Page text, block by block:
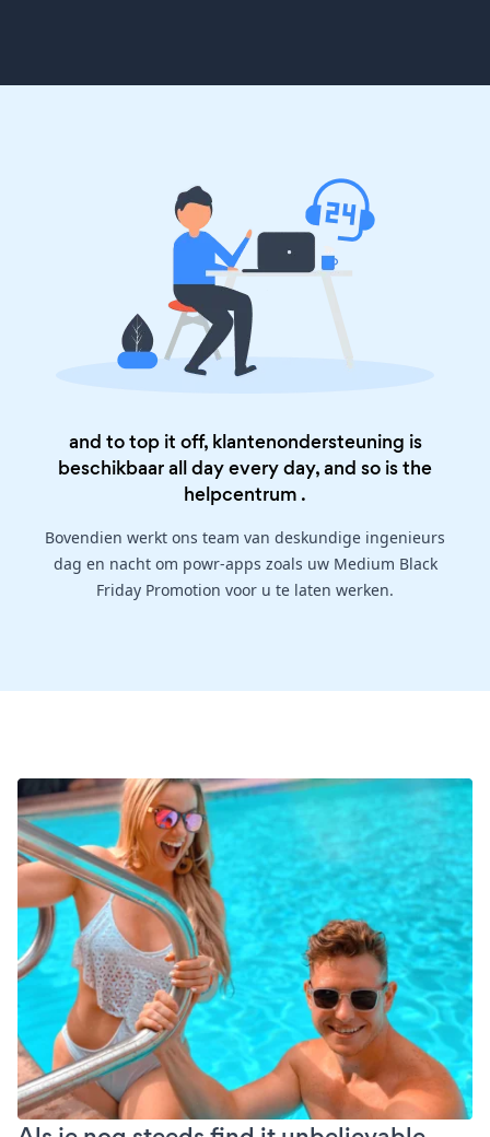
and to top it off, klantenondersteuning is
beschikbaar all day every day, and so is the
helpcentrum .
Bovendien werkt ons team van deskundige ingenieurs
dag en nacht om powr-apps zoals uw Medium Black
Friday Promotion voor u te laten werken.